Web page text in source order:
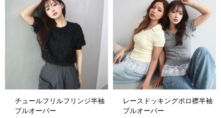
チュールフリルフリンジ半袖
プルオーバー
レースドッキングポロ襟半袖
プルオーバー